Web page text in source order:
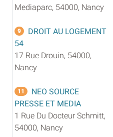
Mediaparc, 54000, Nancy
9
DROIT AU LOGEMENT
54
17 Rue Drouin, 54000,
Nancy
11
NEO SOURCE
PRESSE ET MEDIA
1 Rue Du Docteur Schmitt,
54000, Nancy